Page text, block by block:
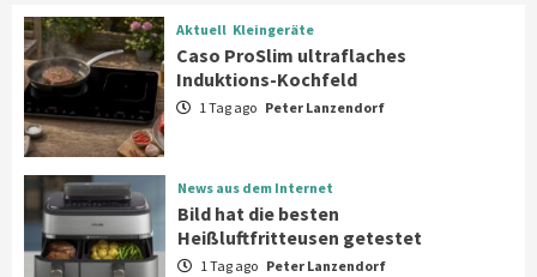
1
Aktuell Kleingeräte
Caso ProSlim ultraflaches Induktions-
Kochfeld
News aus dem Internet
Bild hat die besten Heißluftfritteusen
getestet
Aktuell Kleingeräte
Caso ProSlim ultraflaches
Induktions-Kochfeld
1 Tag ago Peter Lanzendorf
News aus dem Internet
Bild hat die besten
Heißluftfritteusen getestet
1 Tag ago Peter Lanzendorf